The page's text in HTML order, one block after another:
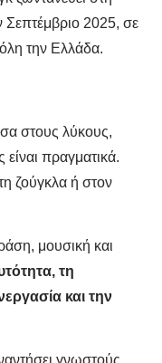
Σεπτέμβριο 2025, σε
την Ελλάδα.
στους λύκους,
πραγματικά.
ζούγκλα ή στον
μουσική και
τη
και την